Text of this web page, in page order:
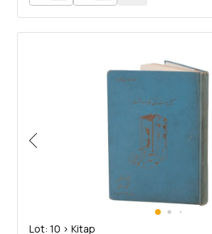
Lot: 10 > Kitap